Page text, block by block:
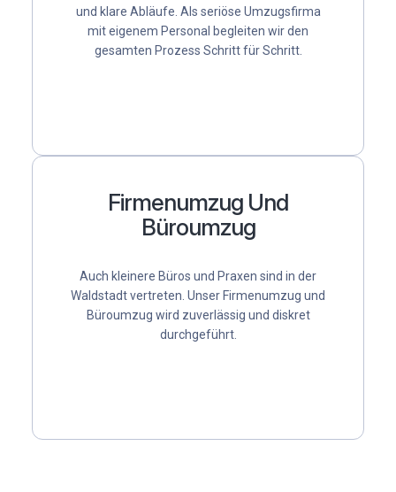
und klare Abläufe. Als seriöse Umzugsfirma
mit eigenem Personal begleiten wir den
gesamten Prozess Schritt für Schritt.
Firmenumzug Und
Büroumzug
Auch kleinere Büros und Praxen sind in der
Waldstadt vertreten. Unser Firmenumzug und
Büroumzug wird zuverlässig und diskret
durchgeführt.